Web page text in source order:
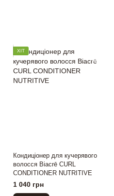
ХІТ
Кондиціонер для кучерявого
волосся Biacrē CURL
CONDITIONER NUTRITIVE
1 040 грн